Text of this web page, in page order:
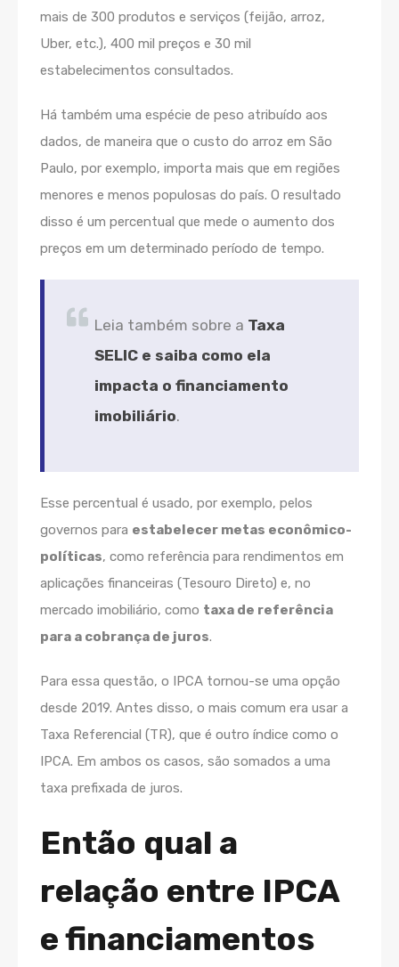
mais de 300 produtos e serviços (feijão, arroz,
Uber, etc.), 400 mil preços e 30 mil
estabelecimentos consultados.
Há também uma espécie de peso atribuído aos
dados, de maneira que o custo do arroz em São
Paulo, por exemplo, importa mais que em regiões
menores e menos populosas do país. O resultado
disso é um percentual que mede o aumento dos
preços em um determinado período de tempo.
Leia também sobre a Taxa
SELIC e saiba como ela
impacta o financiamento
imobiliário.
Esse percentual é usado, por exemplo, pelos
governos para estabelecer metas econômico-
políticas, como referência para rendimentos em
aplicações financeiras (Tesouro Direto) e, no
mercado imobiliário, como taxa de referência
para a cobrança de juros.
Para essa questão, o IPCA tornou-se uma opção
desde 2019. Antes disso, o mais comum era usar a
Taxa Referencial (TR), que é outro índice como o
IPCA. Em ambos os casos, são somados a uma
taxa prefixada de juros.
Então qual a
relação entre IPCA
e financiamentos